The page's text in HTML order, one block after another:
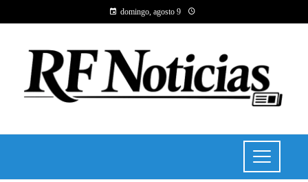
domingo, agosto 9